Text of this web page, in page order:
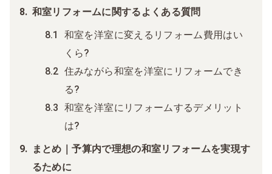
和室リフォームに関するよくある質問
和室を洋室に変えるリフォーム費用はい
くら?
住みながら和室を洋室にリフォームでき
る?
和室を洋室にリフォームするデメリット
は?
まとめ｜予算内で理想の和室リフォームを実現す
るために